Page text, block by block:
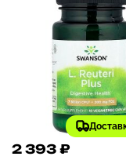
2 393 ₽